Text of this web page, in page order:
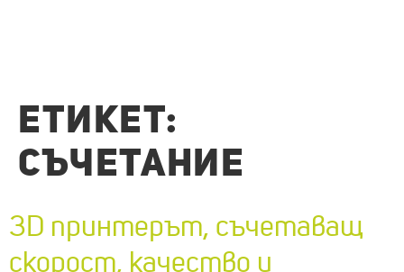
ЕТИКЕТ:
СЪЧЕТАНИЕ
3D принтерът, съчетаващ
скорост, качество и